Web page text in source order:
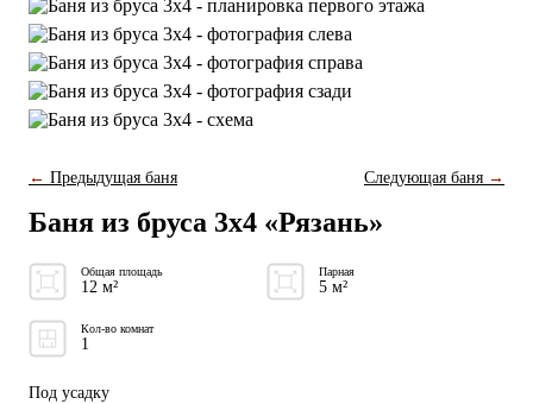
← Предыдущая баня Следующая баня →
Баня из бруса 3x4 «Рязань»
Общая площадь
12 м²
Парная
5 м²
Кол-во комнат
1
Под усадку